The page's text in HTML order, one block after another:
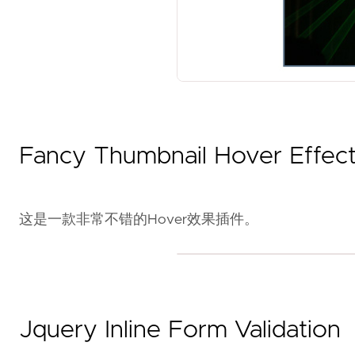
Fancy Thumbnail Hover
这是一款非常不错的Hover效果插件。
Jquery Inline Form Validation